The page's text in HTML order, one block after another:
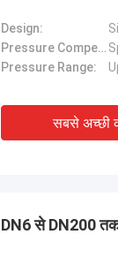
Design:
Pressure Compensation:
Pressure Range:
सबसे अच्छी
DN6 से DN200 तक